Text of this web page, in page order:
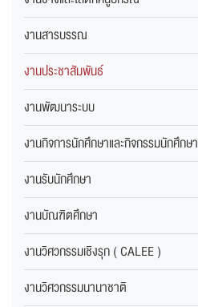
งานสารบรรณ
งานประชาสัมพันธ์
งานพัฒนาระบบ
งานกิจการนักศึกษาและกิจกรรมนักศึกษา
งานรับนักศึกษา
งานบัณฑิตศึกษา
งานวิศวกรรมเชิงรุก ( CALEE )
งานวิศวกรรมนานาชาติ